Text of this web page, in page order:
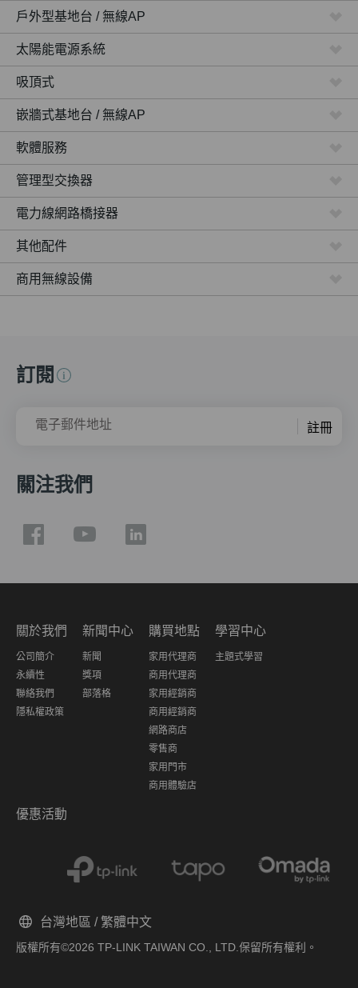
戶外型基地台 / 無線AP
太陽能電源系統
吸頂式
嵌牆式基地台 / 無線AP
軟體服務
管理型交換器
電力線網路橋接器
其他配件
商用無線設備
訂閱
電子郵件地址 註冊
關注我們
關於我們
公司簡介
永續性
聯絡我們
隱私權政策
新聞中心
新聞
獎項
部落格
購買地點
家用代理商
商用代理商
家用經銷商
商用經銷商
網路商店
零售商
家用門市
商用體驗店
學習中心
主題式學習
優惠活動
版權所有©2026 TP-LINK TAIWAN CO., LTD.保留所有權利。
台灣地區 / 繁體中文